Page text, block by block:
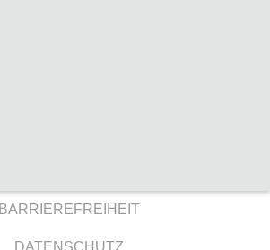
BARRIEREFREIHEIT
DATENSCHUTZ